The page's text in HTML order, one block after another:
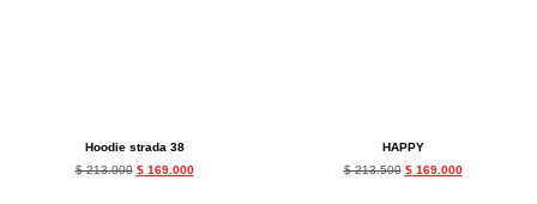
Hoodie strada 38
$213.000 $169.000
HAPPY
$213.500 $169.000